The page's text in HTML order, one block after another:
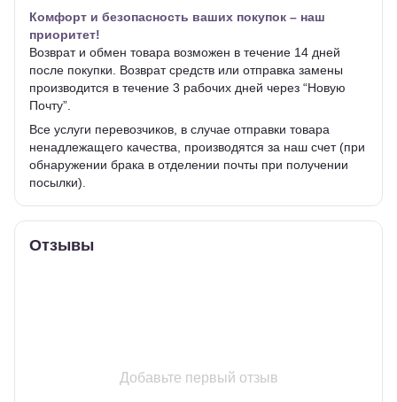
Комфорт и безопасность ваших покупок – наш
приоритет!
Возврат и обмен товара возможен в течение 14 дней
после покупки. Возврат средств или отправка замены
производится в течение 3 рабочих дней через “Новую
Почту”.
Все услуги перевозчиков, в случае отправки товара
ненадлежащего качества, производятся за наш счет (при
обнаружении брака в отделении почты при получении
посылки).
Отзывы
Добавьте первый отзыв